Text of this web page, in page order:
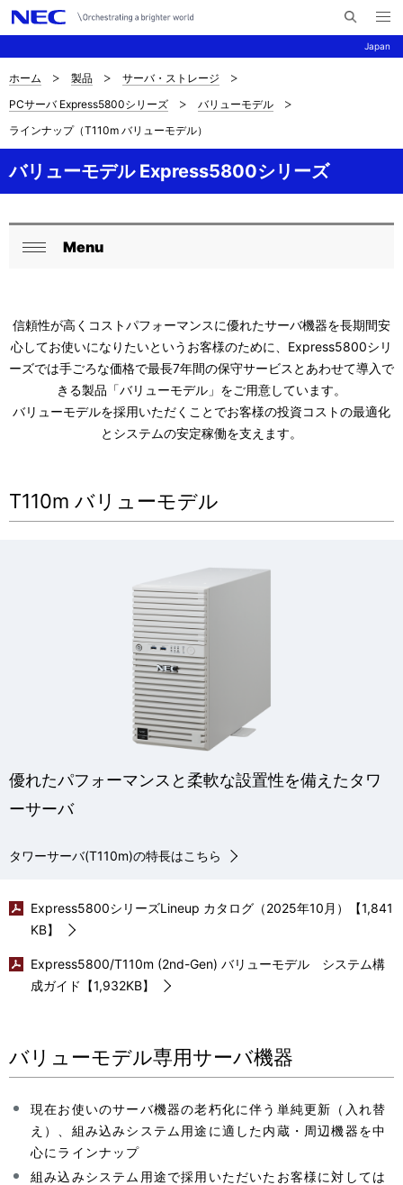
Japan
イ
メ
ニ
ュ
ナ
ビ
ゲ
ー
シ
ョ
サ
イ
ト
内
現
位
置
表
て
ホーム 製品
サーバ・ストレージ
PCサーバ Express5800シリーズ
バリューモデル
ラインナップ（T110m バリューモデル）
バリューモデル Express5800シリーズ
ロ
カ
ル
ビ
ー
シ
Menu
信頼性が高くコストパフォーマンスに優れたサーバ機器を長期間安
心してお使いになりたいというお客様のために、Express5800シリ
ーズでは手ごろな価格で最長7年間の保守サービスとあわせて導入で
きる製品「バリューモデル」をご用意しています。
バリューモデルを採用いただくことでお客様の投資コストの最適化
とシステムの安定稼働を支えます。
T110m バリューモデル
優れたパフォーマンスと柔軟な設置性を備えたタワ
ーサーバ
タワーサーバ(T110m)の特長はこちら
Express5800シリーズLineup カタログ（2025年10月）【1,841
KB】
Express5800/T110m (2nd-Gen) バリューモデル システム構
成ガイド【1,932KB】
バリューモデル専用サーバ機器
現在お使いのサーバ機器の老朽化に伴う単純更新（入れ替
え）、組み込みシステム用途に適した内蔵・周辺機器を中
心にラインナップ
組み込みシステム用途で採用いただいたお客様に対しては